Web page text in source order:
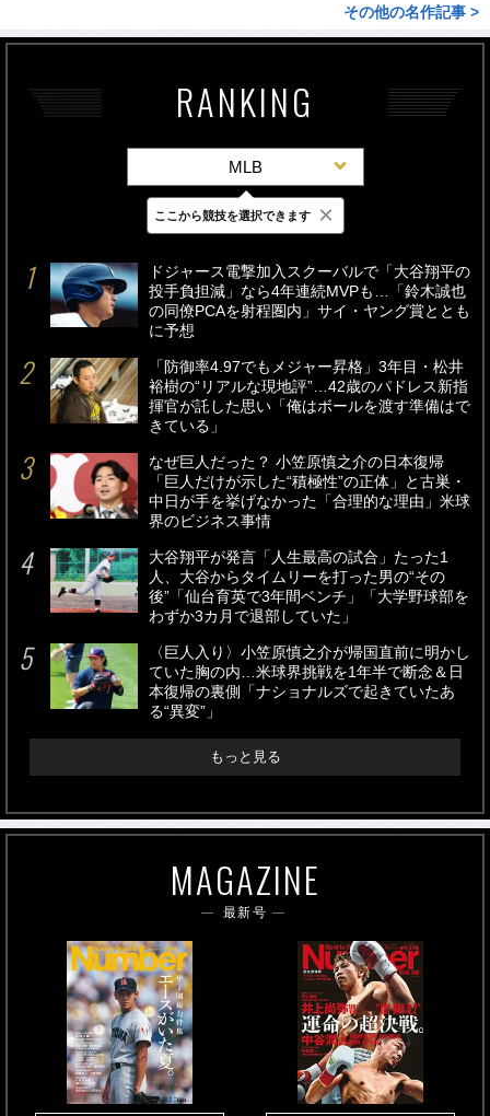
その他の名作記事 >
RANKING
MLB
最新 24時間 週間
ドジャース電撃加入スクーバルで「大谷翔平の
投手負担減」なら4年連続MVPも…「鈴木誠也
の同僚PCAを射程圏内」サイ・ヤング賞ととも
に予想
「防御率4.97でもメジャー昇格」3年目・松井
裕樹の“リアルな現地評”…42歳のパドレス新指
揮官が託した思い「俺はボールを渡す準備はで
きている」
なぜ巨人だった？ 小笠原慎之介の日本復帰
「巨人だけが示した“積極性”の正体」と古巣・
中日が手を挙げなかった「合理的な理由」米球
界のビジネス事情
大谷翔平が発言「人生最高の試合」たった1
人、大谷からタイムリーを打った男の“その
後”「仙台育英で3年間ベンチ」「大学野球部を
わずか3カ月で退部していた」
〈巨人入り〉小笠原慎之介が帰国直前に明かし
ていた胸の内…米球界挑戦を1年半で断念＆日
本復帰の裏側「ナショナルズで起きていたあ
る“異変”」
もっと見る
MAGAZINE
最新号
ここから競技を選択できます ×